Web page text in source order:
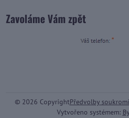
Zavoláme Vám zpět
© 2026 CopyrightPředvolby soukromí
Vytvořeno systémem: